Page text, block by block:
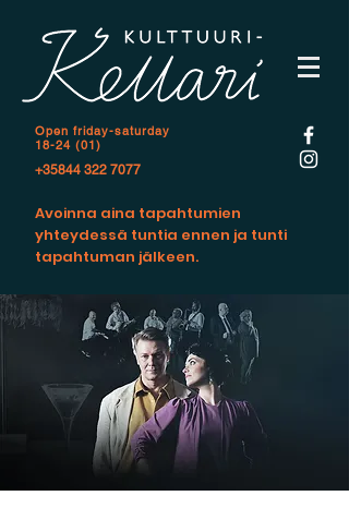
Open friday-saturday
18-24 (01)
+35844 322 7077
Avoinna aina tapahtumien
yhteydessä tuntia ennen ja tunti
tapahtuman jälkeen.